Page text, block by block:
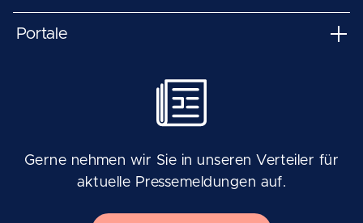
Portale
Gerne nehmen wir Sie in unseren Verteiler für
aktuelle Pressemeldungen auf.